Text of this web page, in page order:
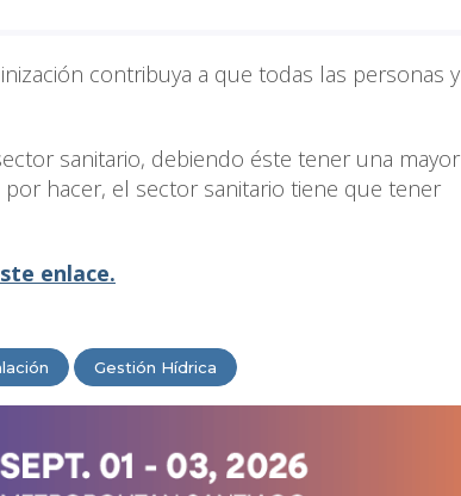
contribuya a que todas las personas y
sanitario, debiendo éste tener una mayor
hacer, el sector sanitario tiene que tener
enlace.
Gestión Hídrica